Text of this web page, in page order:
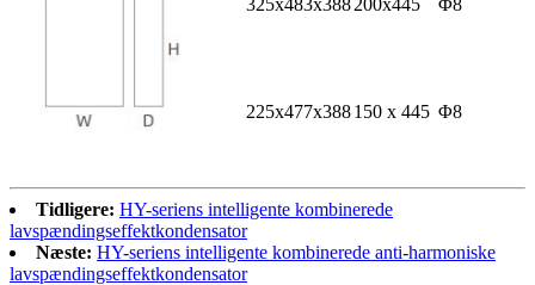
325x483x388200x445 Φ8
225x477x388150 x 445 Φ8
Tidligere: HY-seriens intelligente kombinerede
lavspændingseffektkondensator
Næste: HY-seriens intelligente kombinerede anti-harmoniske
lavspændingseffektkondensator